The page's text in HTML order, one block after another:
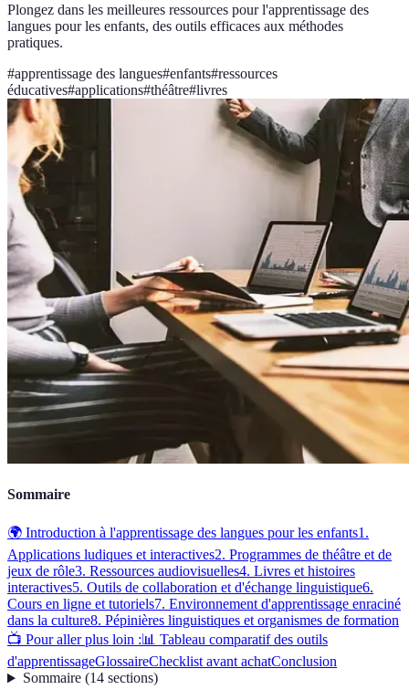
Plongez dans les meilleures ressources pour l'apprentissage des
langues pour les enfants, des outils efficaces aux méthodes
pratiques.
#apprentissage des langues#enfants#ressources
éducatives#applications#théâtre#livres
Sommaire
🌍 Introduction à l'apprentissage des langues pour les enfants1.
Applications ludiques et interactives2. Programmes de théâtre et de
jeux de rôle3. Ressources audiovisuelles4. Livres et histoires
interactives5. Outils de collaboration et d'échange linguistique6.
Cours en ligne et tutoriels7. Environnement d'apprentissage enraciné
dans la culture8. Pépinières linguistiques et organismes de formation
📺 Pour aller plus loin :📊 Tableau comparatif des outils
d'apprentissageGlossaireChecklist avant achatConclusion
Sommaire(14 sections)